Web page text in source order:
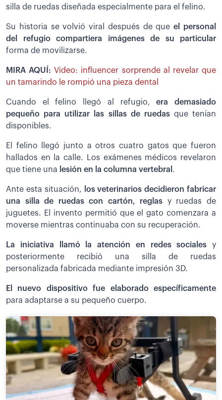
silla de ruedas diseñada especialmente para el felino.
Su historia se volvió viral después de queel personal
del refugio compartiera imágenes de su particular
forma de movilizarse.
MIRA AQUÍ: Video: influencer sorprende al revelar que
un tamarindo le rompió una pieza dental
Cuando el felino llegó al refugio, era demasiado
pequeño para utilizar las sillas de ruedas que tenían
disponibles.
El felino llegó junto a otros cuatro gatos que fueron
hallados en la calle. Los exámenes médicos revelaron
que tiene una lesión en la columna vertebral .
Ante esta situación, los veterinarios decidieron fabricar
una silla de ruedas con cartón, reglas y ruedas de
juguetes. El invento permitió que el gato comenzara a
moverse mientras continuaba con su recuperación.
La iniciativa llamó la atención en redes sociales y
posteriormente recibió una silla de ruedas
personalizada fabricada mediante impresión 3D.
El nuevo dispositivo fue elaborado específicamente
para adaptarse a su pequeño cuerpo.